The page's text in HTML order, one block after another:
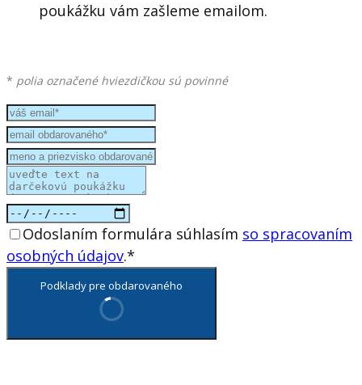
poukážku vám zašleme emailom.
* polia označené hviezdičkou sú povinné
Odoslaním formulára súhlasím so spracovaním
osobných údajov.*
Podklady pre obdarovaného